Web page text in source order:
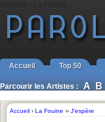
Accueil Top 50
Parcourir les Artistes : A B
Accueil › La Fouine ›› J'espère